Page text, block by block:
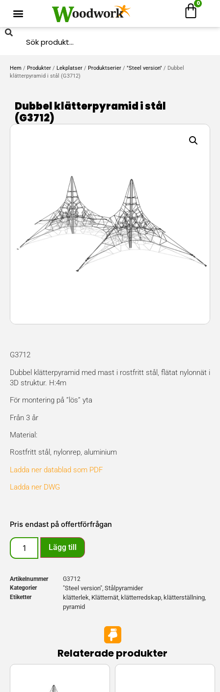
0
Hem / Produkter / Lekplatser / Produktserier / "Steel version" / Dubbel
klätterpyramid i stål (G3712)
Dubbel klätterpyramid i stål
(G3712)
G3712
Dubbel klätterpyramid med mast i rostfritt stål, flätat nylonnät i
3D struktur. H:4m
För montering på ”lös” yta
Från 3 år
Material:
Rostfritt stål, nylonrep, aluminium
Ladda ner datablad som PDF
Ladda ner DWG
Pris endast på offertförfrågan
Lägg till
Artikelnummer
G3712
Kategorier
"Steel version" Stålpyramider
Etiketter klätterlek Klätternät klätterredskap klätterställning
pyramid
Relaterade produkter